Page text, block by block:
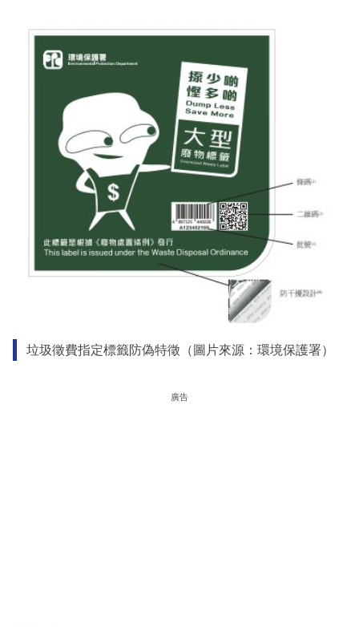
垃圾徵費指定標籤防偽特徵（圖片來源：環境保護署）
廣告